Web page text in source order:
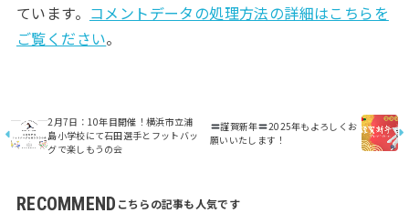
ています。 コメントデータの処理方法の詳細はこちらを
ご覧ください。
2月7日：10年目開催！横浜市立浦
島小学校にて石田選手とフットバッ
グで楽しもうの会
謹賀新年
2025年もよろしくお
願いいたします！
RECOMMEND